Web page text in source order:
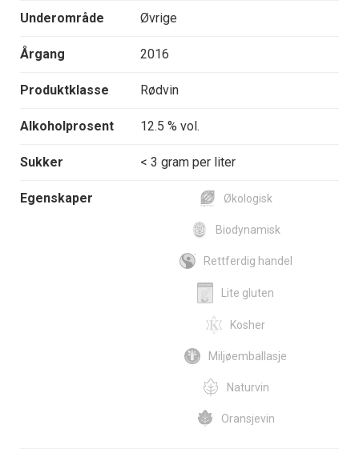
Underområde Øvrige
Årgang 2016
Produktklasse Rødvin
Alkoholprosent 12.5 % vol.
Sukker < 3 gram per liter
Egenskaper Økologisk
Biodynamisk
Rettferdig handel
Lite gluten
Kosher
Miljøemballasje
Naturvin
Oransjevin